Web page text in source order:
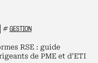
# GESTION
RSE : guide
de PME et d’ETI